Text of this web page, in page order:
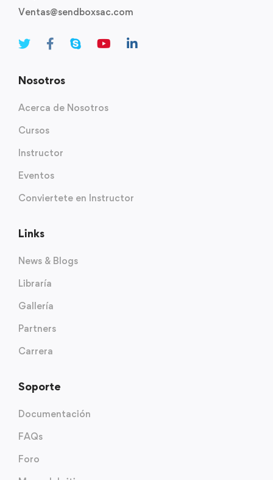
Ventas@sendboxsac.com
Nosotros
Acerca de Nosotros
Cursos
Instructor
Eventos
Conviertete en Instructor
Links
News & Blogs
Libraría
Gallería
Partners
Carrera
Soporte
Documentación
FAQs
Foro